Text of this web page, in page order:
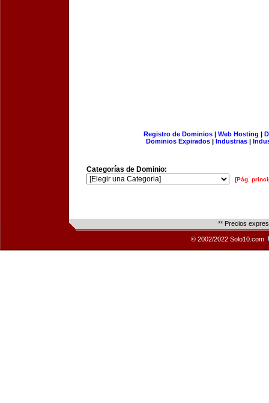
Registro de Dominios| Web Hosting |
Dominios Expirados | Industrias |
Categorías de Dominio:
[Pág.
** Precios
© 2002/2022 Solo10.com